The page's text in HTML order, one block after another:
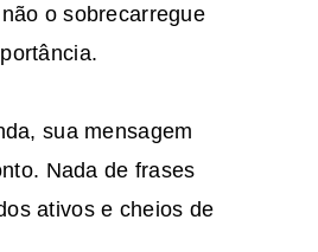
o sobrecarregue
sua mensagem
Nada de frases
ativos e cheios de